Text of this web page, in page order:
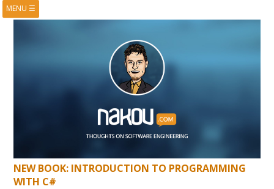
MENU ☰
NEW BOOK: INTRODUCTION TO PROGRAMMING
WITH C#